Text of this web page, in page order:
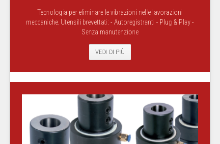
Tecnologia per eliminare le vibrazioni nelle lavorazioni
meccaniche. Utensili brevettati: - Autoregistranti - Plug & Play -
Senza manutenzione
VEDI DI PIÙ